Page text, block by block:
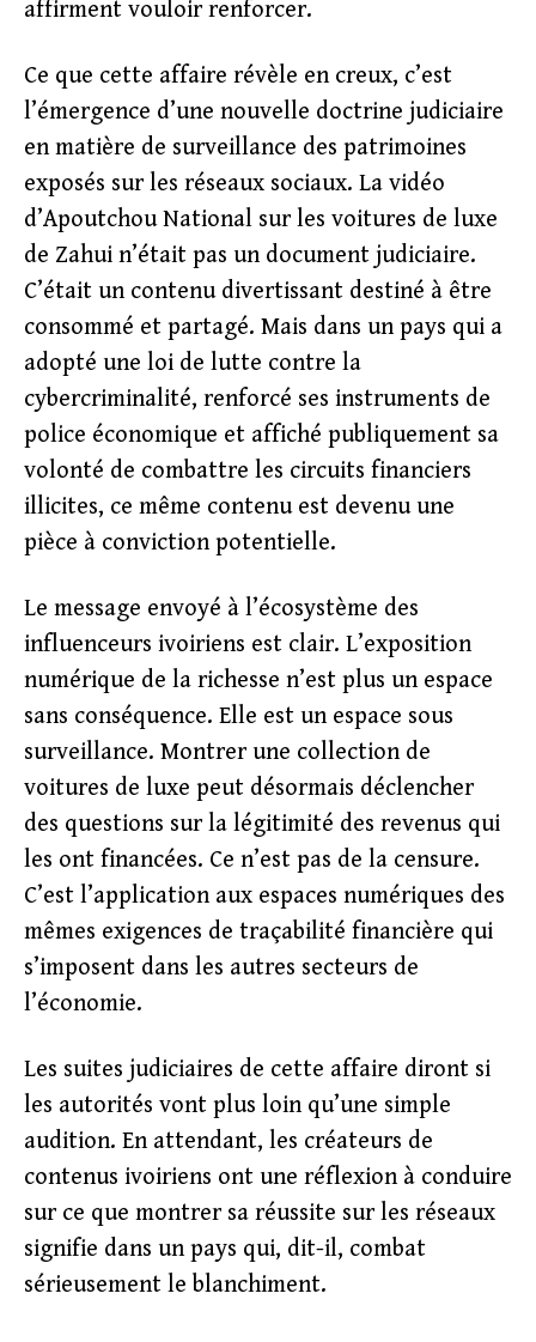
affirment vouloir renforcer.
Ce que cette affaire révèle en creux, c’est
l’émergence d’une nouvelle doctrine judiciaire
en matière de surveillance des patrimoines
exposés sur les réseaux sociaux. La vidéo
d’Apoutchou National sur les voitures de luxe
de Zahui n’était pas un document judiciaire.
C’était un contenu divertissant destiné à être
consommé et partagé. Mais dans un pays qui a
adopté une loi de lutte contre la
cybercriminalité, renforcé ses instruments de
police économique et affiché publiquement sa
volonté de combattre les circuits financiers
illicites, ce même contenu est devenu une
pièce à conviction potentielle.
Le message envoyé à l’écosystème des
influenceurs ivoiriens est clair. L’exposition
numérique de la richesse n’est plus un espace
sans conséquence. Elle est un espace sous
surveillance. Montrer une collection de
voitures de luxe peut désormais déclencher
des questions sur la légitimité des revenus qui
les ont financées. Ce n’est pas de la censure.
C’est l’application aux espaces numériques des
mêmes exigences de traçabilité financière qui
s’imposent dans les autres secteurs de
l’économie.
Les suites judiciaires de cette affaire diront si
les autorités vont plus loin qu’une simple
audition. En attendant, les créateurs de
contenus ivoiriens ont une réflexion à conduire
sur ce que montrer sa réussite sur les réseaux
signifie dans un pays qui, dit-il, combat
sérieusement le blanchiment.